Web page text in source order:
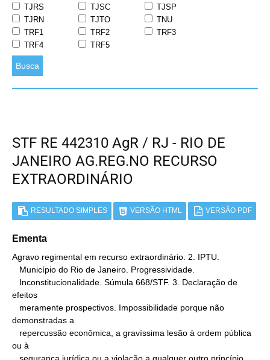
TJRS
TJSC
TJSP
TJRN
TJTO
TNU
TRF1
TRF2
TRF3
TRF4
TRF5
Busca
STF RE 442310 AgR / RJ - RIO DE
JANEIRO AG.REG.NO RECURSO
EXTRAORDINÁRIO
RESULTADO SIMPLES VERSÃO HTML VERSÃO PDF
Ementa
Agravo regimental em recurso extraordinário. 2. IPTU.
efeitos
demonstradas a
ou à